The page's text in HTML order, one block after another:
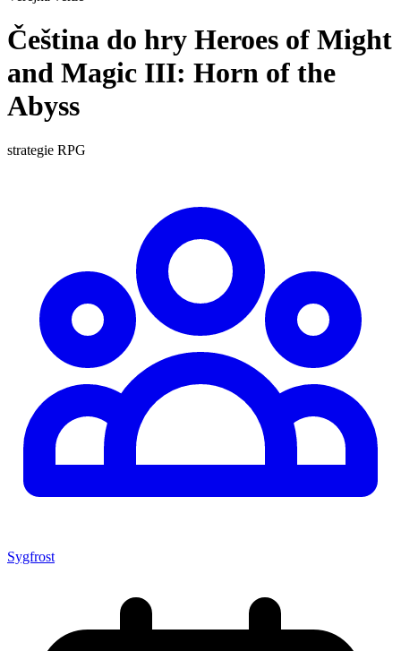
Čeština do hry Heroes of Might
and Magic III: Horn of the
Abyss
strategie RPG
Sygfrost